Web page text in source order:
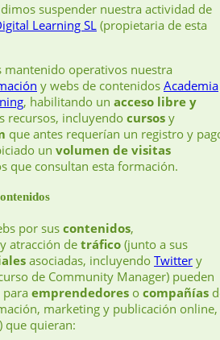
suspender nuestra actividad de
Learning SL (propietaria de esta
mantenido operativos nuestra
y webs de contenidos Academia
, habilitando un acceso libre y
recursos, incluyendo cursos y
que antes requerían un registro y
un volumen de visitas
que consultan esta formación.
por sus contenidos,
y atracción de tráfico (junto a sus
asociadas, incluyendo Twitter y
de Community Manager) pueden
para emprendedores o compañías
marketing y publicación online,
que quieran: